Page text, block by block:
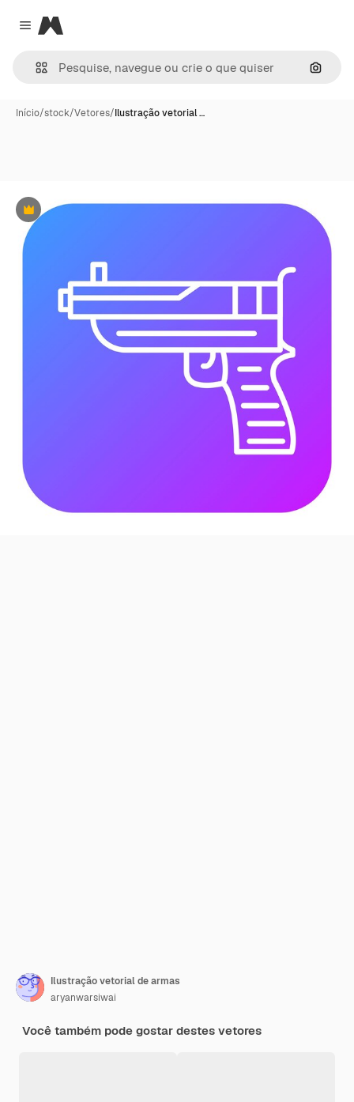
Close menu
Magnific
Início/stock/Vetores/Ilustração vetorial …
Premium
Ilustração vetorial de armas
aryanwarsiwai
Você também pode gostar destes vetores